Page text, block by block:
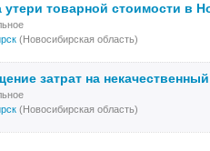
утери товарной стоимости в
(Новосибирская область)
затрат на
(Новосибирская область)